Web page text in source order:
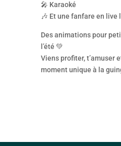
🎤 Karaoké
🎶 Et une fanfare en live
Des animations pour
l’été 💚
Viens profiter, t’amuser
moment unique à la